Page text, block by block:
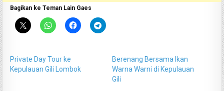
Bagikan ke Teman Lain Gaes
Private Day Tour ke
Kepulauan Gili Lombok
Berenang Bersama Ikan
Warna Warni di Kepulauan
Gili